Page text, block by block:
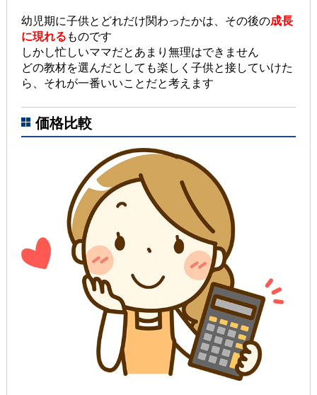
幼児期に子供とどれだけ関わったかは、その後の成長
に現れる ものです
しかし忙しいママだとあまり無理はできません
どの教材を選んだとしても楽しく子供と接していけた
ら、それが一番いいことだと考えます
価格比較